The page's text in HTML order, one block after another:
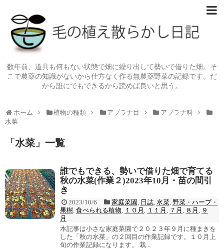
数年前、道具も何もない状態で畑に繰り出して勢いで借りた畑。そ
こで農薬の知識がないから仕方なく作る無農薬野菜の記録です。だ
から誰にでもできるから読めば良いと思う。
ホーム 植物の種類 アブラナ目
アブラナ科
水菜
「 水菜 」 一覧
誰でもできる、勢いで借りた畑で育てる
秋の水菜(作業２)2023年10月・苗の間引
き
2023/10/6 家庭菜園 日誌, 水菜, 野菜・ハーブ・
果樹 食べられる植物 １０月 １１月 ７月 ８月
９
月
本記事は小さな家庭菜園で２０２３年９月に種まきを
した「秋の水菜」の２回目の作業記録です。１０月上
旬の作業記録になります。 栽...